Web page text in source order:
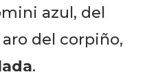
azul, del
del corpiño,
.